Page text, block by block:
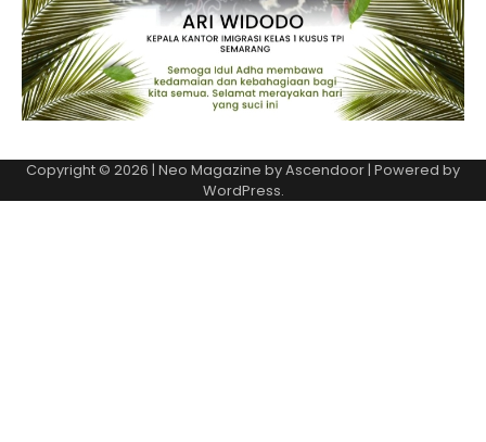
Copyright © 2026 | Neo Magazine byAscendoor| Powered by
WordPress.